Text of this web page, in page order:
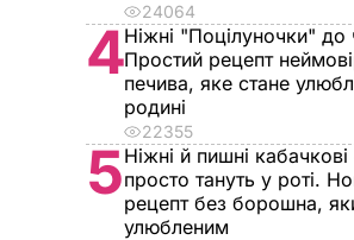
24064
4Ніжні "Поцілуночки" до
Простий рецепт
печива, яке стане
родині
22355
5Ніжні й пишні
просто тануть у роті.
рецепт без борошна,
улюбленим